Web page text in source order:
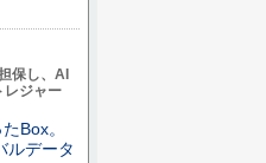
保し、AI
レジャー
Box。
ルデータ